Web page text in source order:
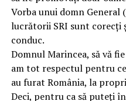
Vorba unui domn General
lucrătorii SRI sunt corecți
conduc.
Domnul Marincea, să vă
am tot respectul pentru
au furat România, la
Deci, pentru ca să puteți